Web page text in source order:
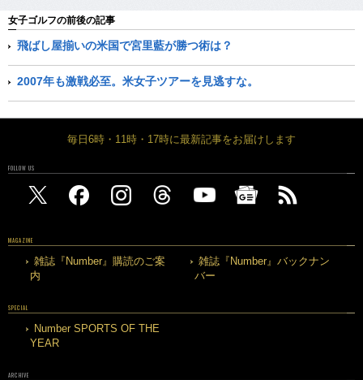
女子ゴルフの前後の記事
飛ばし屋揃いの米国で宮里藍が勝つ術は？
2007年も激戦必至。米女子ツアーを見逃すな。
毎日6時・11時・17時に最新記事をお届けします
FOLLOW US
MAGAZINE
雑誌『Number』購読のご案
内
雑誌『Number』バックナン
バー
SPECIAL
Number SPORTS OF THE
YEAR
ARCHIVE